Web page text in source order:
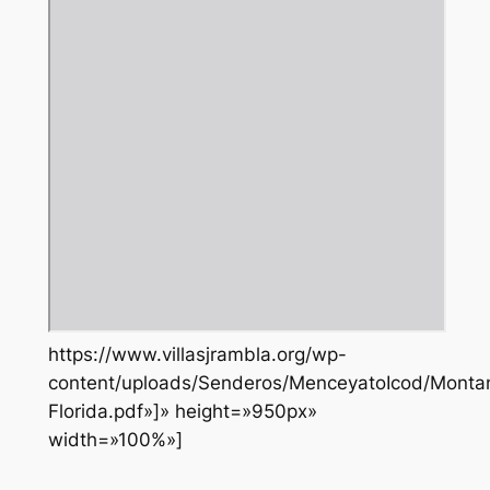
https://www.villasjrambla.org/wp-
content/uploads/Senderos/MenceyatoIcod/
Florida.pdf»]» height=»950px»
width=»100%»]